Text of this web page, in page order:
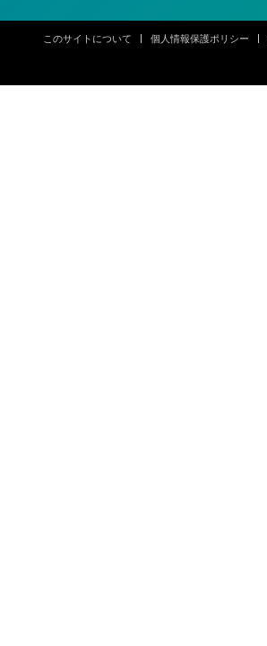
このサイトについて 個人情報保護ポリシー